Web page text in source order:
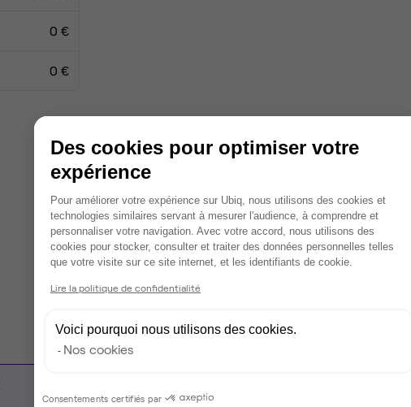
0 €
0 €
Coin cafet'
Espace d'attente
Espace détente
Ménage
Des cookies pour optimiser votre
expérience
Plateforme de Gestion du
Pour améliorer votre expérience sur Ubiq, nous utilisons des cookies et
technologies similaires servant à mesurer l'audience, à comprendre et
personnaliser votre navigation. Avec votre accord, nous utilisons des
cookies pour stocker, consulter et traiter des données personnelles telles
que votre visite sur ce site internet, et les identifiants de cookie.
Lire la politique de confidentialité
Voici pourquoi nous utilisons des cookies.
Nos cookies
Consentements certifiés par
Axeptio consent